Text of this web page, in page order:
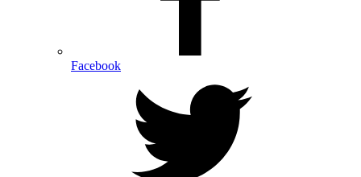
Facebook